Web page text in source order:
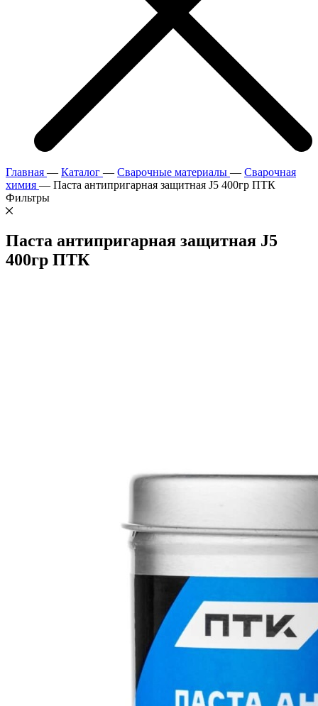
Главная — Каталог — Сварочные материалы — Сварочная
химия — Паста антипригарная защитная J5 400гр ПТК
Фильтры
Паста антипригарная защитная J5
400гр ПТК